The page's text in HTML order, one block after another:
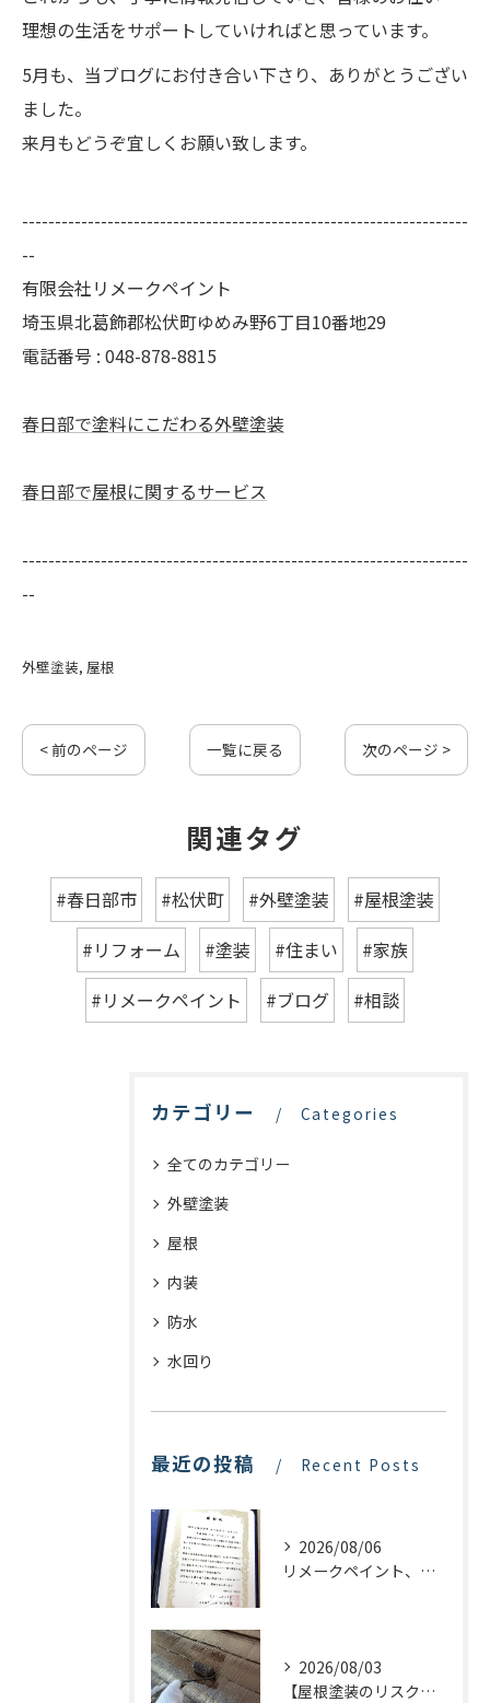
理想の生活をサポートしていければと思っています。
5月も、当ブログにお付き合い下さり、ありがとうござい
ました。
来月もどうぞ宜しくお願い致します。
--------------------------------------------------------------------
--
有限会社リメークペイント
埼玉県北葛飾郡松伏町ゆめみ野6丁目10番地29
電話番号 : 048-878-8815
春日部で塗料にこだわる外壁塗装
春日部で屋根に関するサービス
--------------------------------------------------------------------
--
外壁塗装 屋根
< 前のページ 一覧に戻る 次のページ >
関連タグ
#春日部市 #松伏町 #外壁塗装
#屋根塗装
#リフォーム
#塗装 #住まい
#家族
#リメークペイント
#ブログ #相談
カテゴリー Categories
全てのカテゴリー
外壁塗装
屋根
内装
防水
水回り
最近の投稿 Recent Posts
2026/08/06
リメークペイント、感謝状を頂く！
2026/08/03
【屋根塗装のリスクを下げる！】屋根の点検はドローンで！